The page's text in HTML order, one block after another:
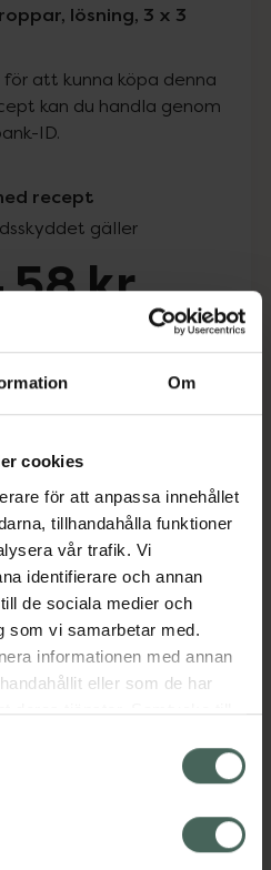
Om
cookies
för att anpassa innehållet
tillhandahålla funktioner
vår trafik. Vi
identifierare och annan
de sociala medier och
som vi samarbetar med.
informationen med annan
eller som de har
deras tjänster. Samtycke till
samtycke påverkar inte
som skett innan återkallelsen.
lösning, 3 x 3
att kunna köpa denna
kan du handla genom
ID.
recept
gäller
kr
recept
Dölj
innan
Visa